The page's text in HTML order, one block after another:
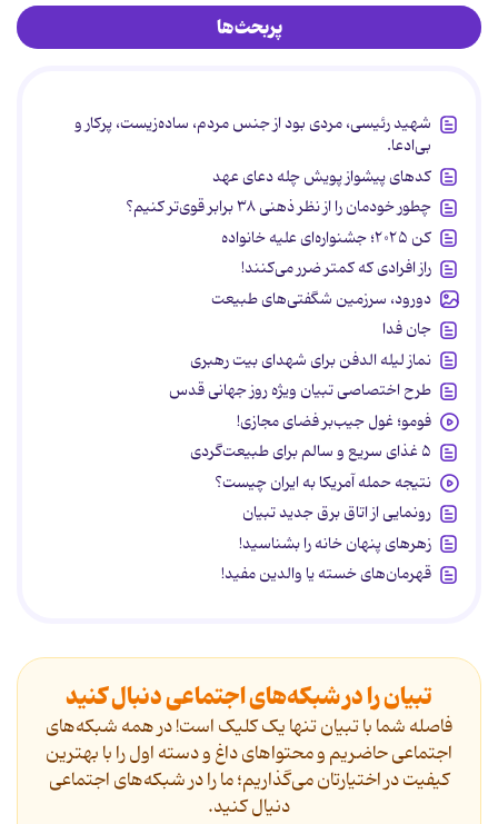
پربحث‌ها
شهید رئیسی، مردی بود از جنس مردم، ساده‌زیست، پرکار و
بی‌ادعا.
کدهای پیشواز پویش چله دعای عهد
چطور خودمان را از نظر ذهنی ۳۸ برابر قوی‌تر کنیم؟
کن ۲۰۲۵؛ جشنواره‌ای علیه خانواده
راز افرادی که کمتر ضرر می‌کنند!
دورود، سرزمین شگفتی‌های طبیعت
جان فدا
نماز لیله الدفن برای شهدای بیت رهبری
طرح اختصاصی تبیان ویژه روز جهانی قدس
فومو؛ غول جیب‌بر فضای مجازی!
۵ غذای سریع و سالم برای طبیعت‌گردی
نتیجه حمله آمریکا به ایران چیست؟
رونمایی از اتاق برق جدید تبیان
زهرهای پنهان خانه را بشناسید!
قهرمان‌های خسته یا والدین مفید!
تبیان را در شبکه‌های اجتماعی دنبال کنید
فاصله شما با تبیان تنها یک کلیک است! در همه شبکه‌های
اجتماعی حاضریم و محتواهای داغ و دسته اول را با بهترین
کیفیت در اختیارتان می‌گذاریم؛ ما را در شبکه‌های اجتماعی
دنیال کنید.